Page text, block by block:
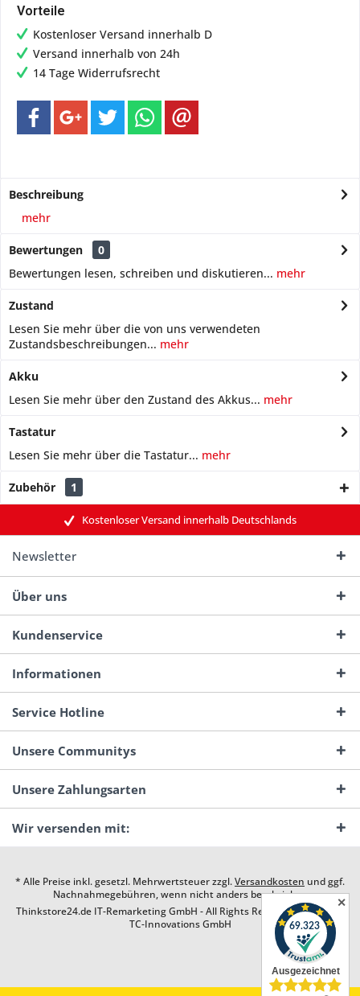
Vorteile
Kostenloser Versand innerhalb D
Versand innerhalb von 24h
14 Tage Widerrufsrecht
Beschreibung
mehr
Bewertungen
0
Bewertungen lesen, schreiben und diskutieren... mehr
Zustand
Lesen Sie mehr über die von uns verwendeten
Zustandsbeschreibungen... mehr
Akku
Lesen Sie mehr über den Zustand des Akkus... mehr
Tastatur
Lesen Sie mehr über die Tastatur... mehr
Zubehör 1
Kostenloser Versand innerhalb Deutschlands
Newsletter
Über uns
Kundenservice
Informationen
Service Hotline
Unsere Communitys
Unsere Zahlungsarten
Wir versenden mit:
* Alle Preise inkl. gesetzl. Mehrwertsteuer zzgl.Versandkosten und ggf.
Nachnahmegebühren, wenn nicht anders beschrieben
Thinkstore24.de IT-Remarketing GmbH - All Rights Reserved. Design by
TC-Innovations GmbH
✕